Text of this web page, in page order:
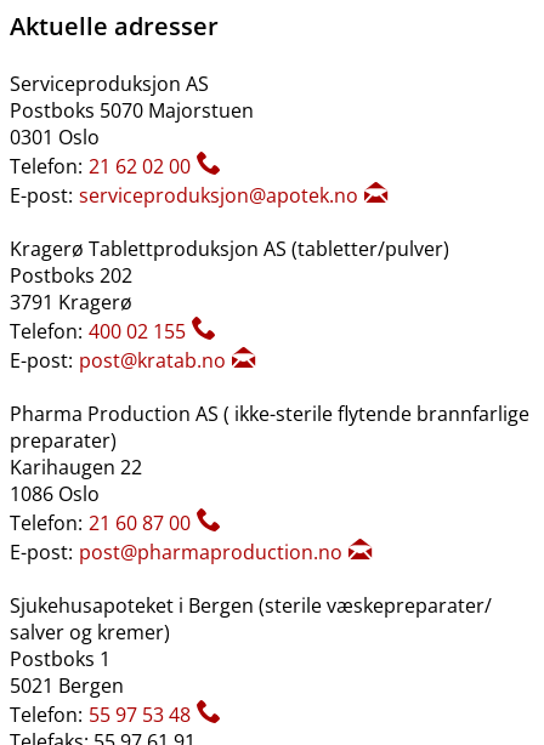
Aktuelle adresser
Serviceproduksjon AS
Postboks 5070 Majorstuen
0301 Oslo
Telefon: 21 62 02 00
E-post: serviceproduksjon@apotek.no
Kragerø Tablettproduksjon AS (tabletter​/​pulver)
Postboks 202
3791 Kragerø
Telefon: 400 02 155
E-post: post@kratab.no
Pharma Production AS ( ikke-sterile flytende brannfarlige
preparater)
Karihaugen 22
1086 Oslo
Telefon: 21 60 87 00
E-post: post@pharmaproduction.no
Sjukehusapoteket i Bergen (sterile væskepreparater​/​
salver og kremer)
Postboks 1
5021 Bergen
Telefon: 55 97 53 48